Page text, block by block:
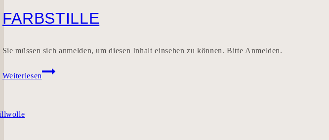
FARBSTILLE
Sie müssen sich anmelden, um diesen Inhalt einsehen zu können. Bitte Anmelden.
Weiterlesen
FARBSTILLE